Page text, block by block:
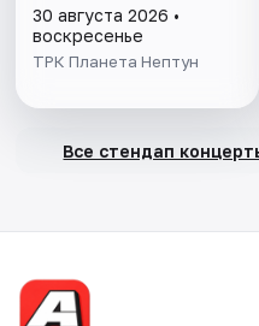
30 августа 2026 •
воскресенье
ТРК Планета Нептун
Все стендап